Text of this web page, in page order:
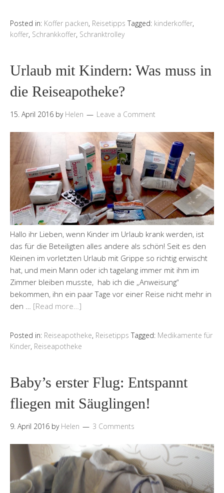
Posted in: Koffer packen, Reisetipps Tagged: kinderkoffer,
koffer, Schrankkoffer, Schranktrolley
Urlaub mit Kindern: Was muss in
die Reiseapotheke?
15. April 2016 by Helen Leave a Comment
Hallo ihr Lieben, wenn Kinder im Urlaub krank werden, ist
das für die Beteiligten alles andere als schön! Seit es den
Kleinen im vorletzten Urlaub mit Grippe so richtig erwischt
hat, und mein Mann oder ich tagelang immer mit ihm im
Zimmer bleiben musste, hab ich die „Anweisung“
bekommen, ihn ein paar Tage vor einer Reise nicht mehr in
den … [Read more…]
Posted in: Reiseapotheke, Reisetipps Tagged: Medikamente für
Kinder, Reiseapotheke
Baby’s erster Flug: Entspannt
fliegen mit Säuglingen!
9. April 2016 by Helen 3 Comments